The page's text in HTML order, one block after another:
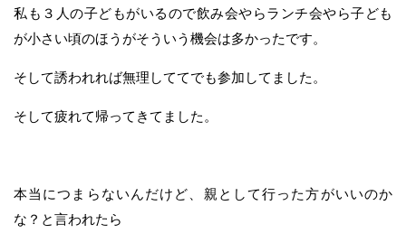
私も３人の子どもがいるので飲み会やらランチ会やら子ども
が小さい頃のほうがそういう機会は多かったです。
そして誘われれば無理しててでも参加してました。
そして疲れて帰ってきてました。
本当につまらないんだけど、親として行った方がいいのか
な？と言われたら